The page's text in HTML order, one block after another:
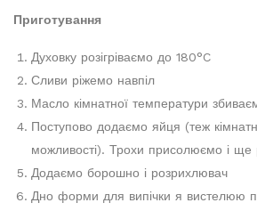
Приготування
Духовку розігріваємо до 180°C
Сливи ріжемо навпіл
Масло кімнатної температури
Поступово додаємо яйця (теж
можливості). Трохи присолюємо і ще
Додаємо борошно і розрихлювач
Дно форми для випічки я вистелюю